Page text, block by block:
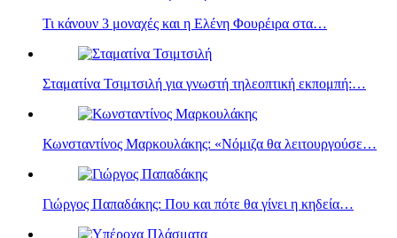
Τι κάνουν 3 μοναχές και η Eλένη Φουρέιρα στα…
Σταματίνα Τσιμτσιλή για γνωστή τηλεοπτική εκπομπή:…
Κωνσταντίνος Μαρκουλάκης: «Νόμιζα θα λειτουργούσε…
Γιώργος Παπαδάκης: Που και πότε θα γίνει η κηδεία…